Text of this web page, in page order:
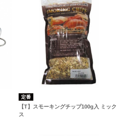
定番
【T】スモーキングチップ100g入 ミック
ス